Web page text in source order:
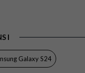
I
Galaxy S24